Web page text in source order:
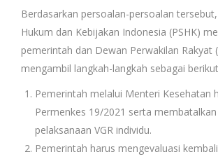
Berdasarkan persoalan-persoalan
Hukum dan Kebijakan Indonesia (PSHK)
pemerintah dan Dewan Perwakilan Rakyat
mengambil langkah-langkah sebagai
Pemerintah melalui Menteri Kesehatan
Permenkes 19/2021 serta
pelaksanaan VGR individu.
Pemerintah harus mengevaluasi